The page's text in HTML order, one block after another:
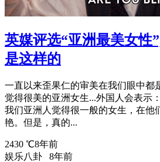
英媒评选“亚洲最美女性
是这样的
一直以来歪果仁的审美在我们眼中都
觉得很美的亚洲女生...外国人会表示
我们亚洲人觉得很一般的女生，在他
艳。但是，真的...
2430 ℃8年前
娱乐八卦
8年前